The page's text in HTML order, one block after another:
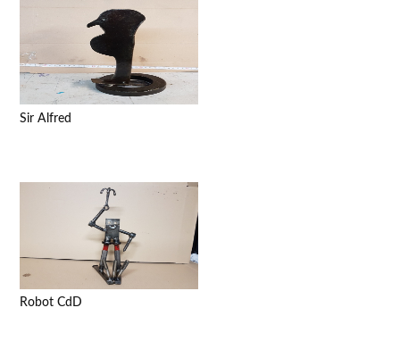
Sir Alfred
Robot CdD